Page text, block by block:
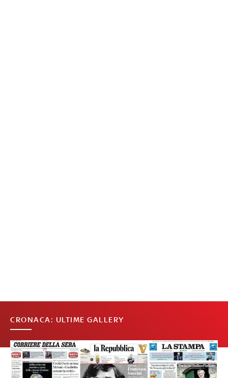
CRONACA: ULTIME GALLERY